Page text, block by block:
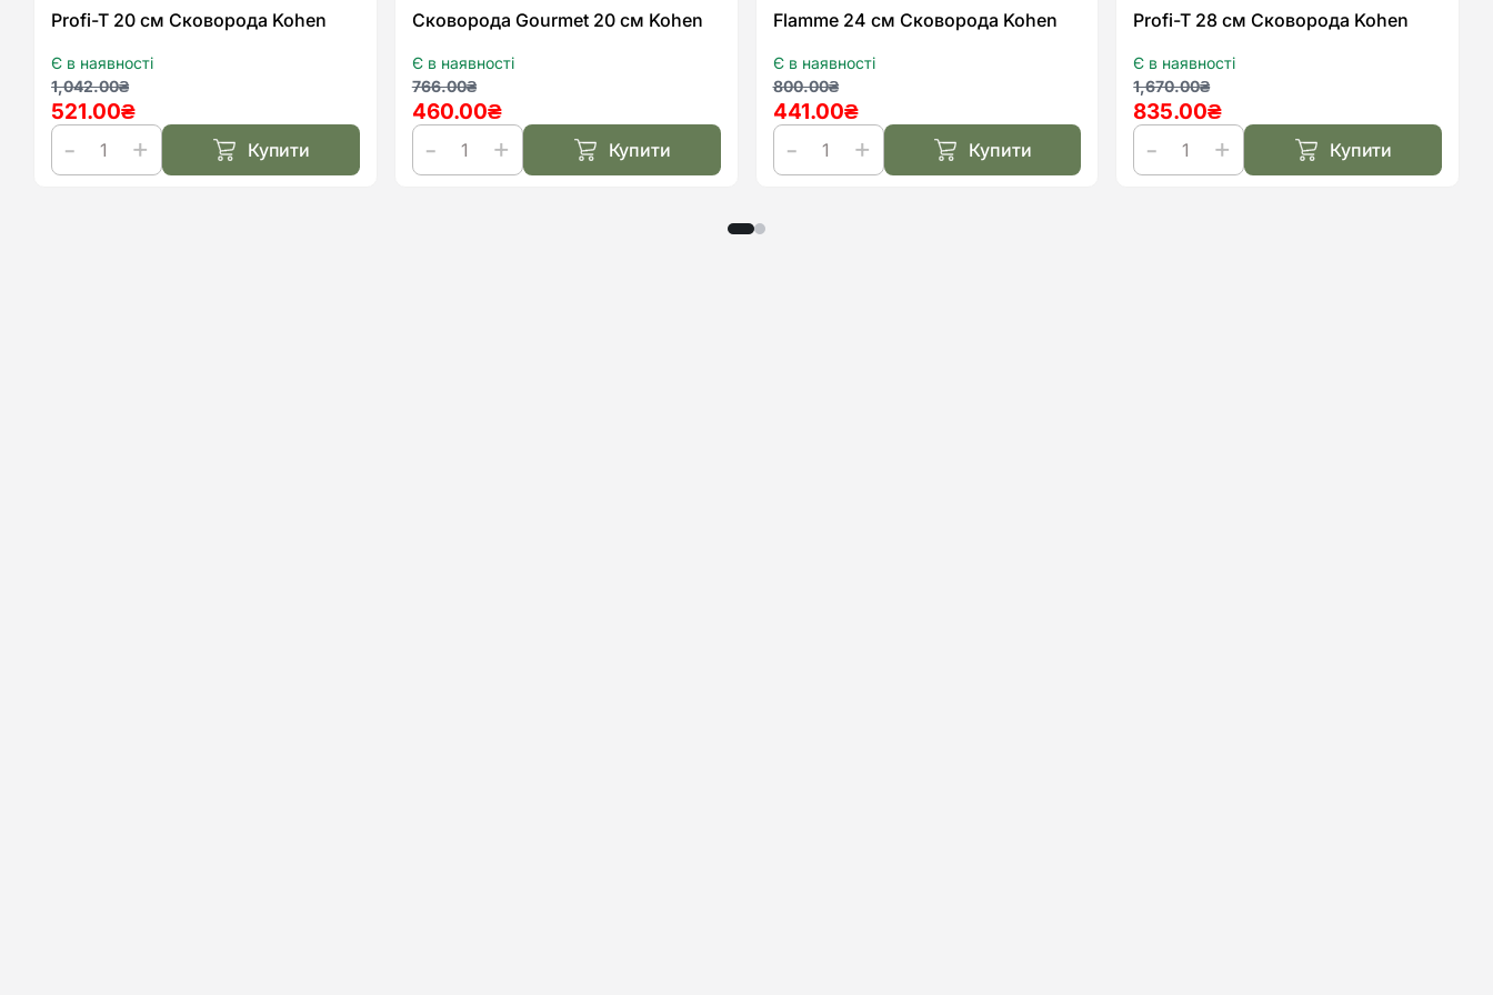
Profi-T 20 см Сковорода Kohen
Є в наявності
1,042.00₴
Оригінальна
ціна:
1,042.00₴.
521.00₴
Поточна
ціна:
521.00₴.
Profi-
Купити
Сковорода Gourmet 20 см Kohen
Є в наявності
766.00₴
Оригінальна
ціна:
766.00₴.
460.00₴
Поточна
ціна:
460.00₴.
Сковорода
Купити
Flamme 24 см Сковорода Kohen
Є в наявності
800.00₴
Оригінальна
ціна:
800.00₴.
441.00₴
Поточна
ціна:
441.00₴.
Flamme
Купити
Profi-T 28 см Сковорода Kohen
Є в наявності
1,670.00₴
Оригінальна
ціна:
1,670.00₴.
835.00₴
Поточна
ціна:
835.00₴.
Profi-
Купити